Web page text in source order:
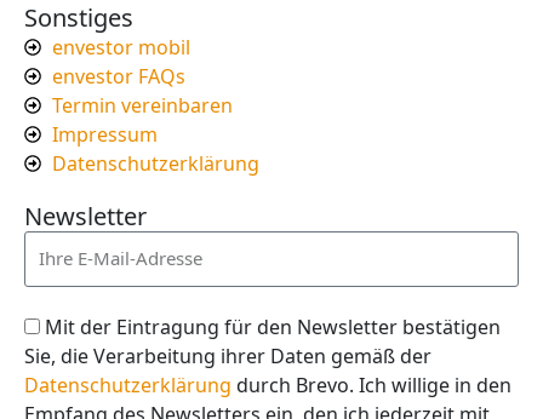
Sonstiges
envestor mobil
envestor FAQs
Termin vereinbaren
Impressum
Datenschutzerklärung
Newsletter
Mit der Eintragung für den Newsletter bestätigen
Sie, die Verarbeitung ihrer Daten gemäß der
Datenschutzerklärung durch Brevo. Ich willige in den
Empfang des Newsletters ein, den ich jederzeit mit